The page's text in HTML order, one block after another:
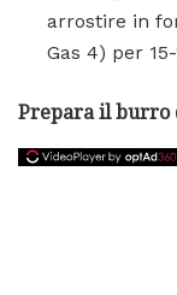
arrostire in
Gas 4) per
Prepara il burro